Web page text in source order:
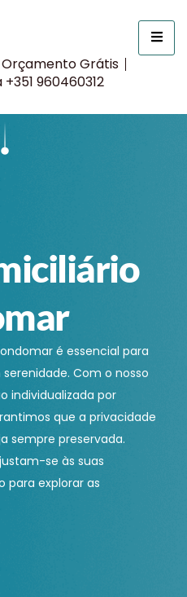
Orçamento Grátis
960460312
é essencial para
Com o nosso
individualizada por
que a privacidade
sempre preservada.
se às suas
para explorar as